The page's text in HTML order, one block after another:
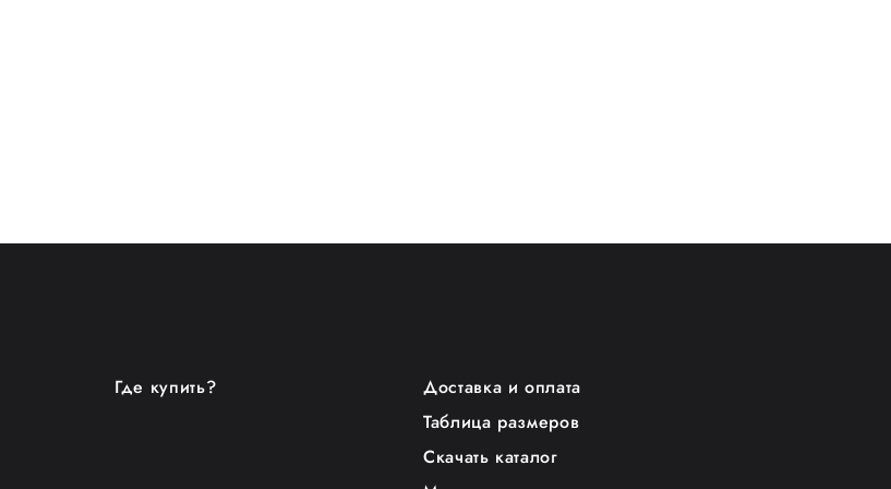
Где купить?
Доставка и оплата
Таблица размеров
Скачать каталог